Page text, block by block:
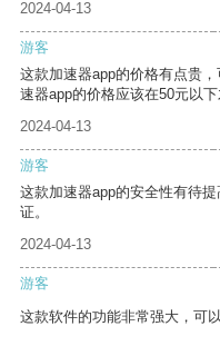
2024-04-13
游客
这款加速器app的价格有点贵
速器app的价格应该在50元以下
2024-04-13
游客
这款加速器app的安全性有待
证。
2024-04-13
游客
这款软件的功能非常强大，可